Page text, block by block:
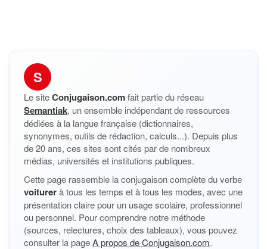
S
Le siteConjugaison.comfait partie du réseau
Semantiak, un ensemble indépendant de ressources
dédiées à la langue française (dictionnaires,
synonymes, outils de rédaction, calculs...). Depuis plus
de 20 ans, ces sites sont cités par de nombreux
médias, universités et institutions publiques.
Cette page rassemble la conjugaison complète du verbe
voiturerà tous les temps et à tous les modes, avec une
présentation claire pour un usage scolaire, professionnel
ou personnel. Pour comprendre notre méthode
(sources, relectures, choix des tableaux), vous pouvez
consulter la pageA propos de Conjugaison.com.